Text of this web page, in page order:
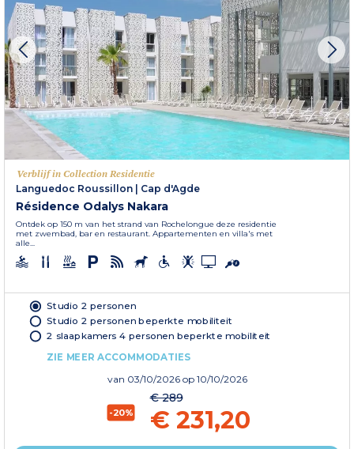
Verblijf in Collection Residentie
Languedoc Roussillon
Cap d'Agde
Résidence Odalys Nakara
Ontdek op 150 m van het strand van Rochelongue deze residentie
met zwembad, bar en restaurant. Appartementen en villa's met
alle...
Studio 2 personen
Studio 2 personen beperkte mobiliteit
2 slaapkamers 4 personen beperkte mobiliteit
ZIE MEER ACCOMMODATIES
van 03/10/2026 op 10/10/2026
-20%
€ 289
€ 231,20